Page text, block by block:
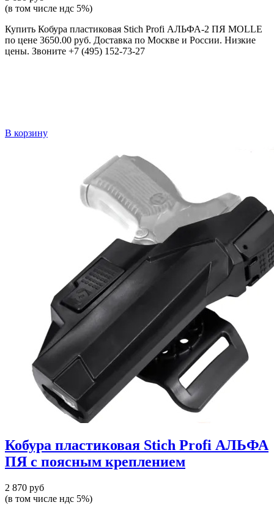
(в том числе ндс 5%)
Купить Кобура пластиковая Stich Profi АЛЬФА-2 ПЯ MOLLE
по цене 3650.00 руб. Доставка по Москве и России. Низкие
цены. Звоните +7 (495) 152-73-27
В корзину
Кобура пластиковая Stich Profi АЛЬФА
ПЯ с поясным креплением
2 870 руб
(в том числе ндс 5%)